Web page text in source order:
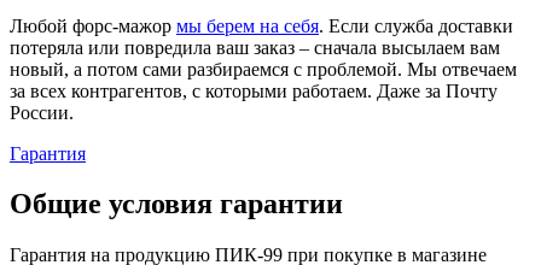
Любой форс-мажор мы берем на себя. Если служба доставки
потеряла или повредила ваш заказ – сначала высылаем вам
новый, а потом сами разбираемся с проблемой. Мы отвечаем
за всех контрагентов, с которыми работаем. Даже за Почту
России.
Гарантия
Общие условия гарантии
Гарантия на продукцию ПИК-99 при покупке в магазине